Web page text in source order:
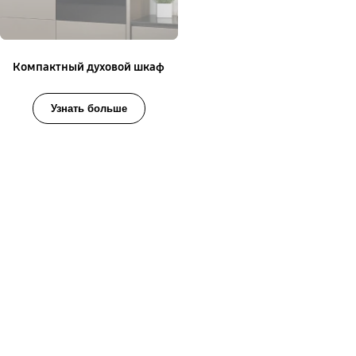
Компактный духовой шкаф
Узнать больше